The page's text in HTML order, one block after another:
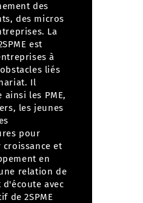
des
des micros
La
est
à
liés
Il
ainsi les PME,
les jeunes
pour
et
en
relation de
avec